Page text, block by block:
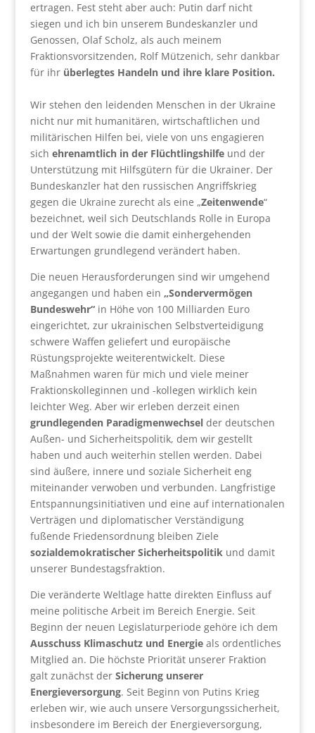
ertragen. Fest steht aber auch: Putin darf nicht
siegen und ich bin unserem Bundeskanzler und
Genossen, Olaf Scholz, als auch meinem
Fraktionsvorsitzenden, Rolf Mützenich, sehr dankbar
für ihr überlegtes Handeln und ihre klare Position.
Wir stehen den leidenden Menschen in der Ukraine
nicht nur mit humanitären, wirtschaftlichen und
militärischen Hilfen bei, viele von uns engagieren
sich ehrenamtlich in der Flüchtlingshilfeund der
Unterstützung mit Hilfsgütern für die Ukrainer. Der
Bundeskanzler hat den russischen Angriffskrieg
gegen die Ukraine zurecht als eine „Zeitenwende“
bezeichnet, weil sich Deutschlands Rolle in Europa
und der Welt sowie die damit einhergehenden
Erwartungen grundlegend verändert haben.
Die neuen Herausforderungen sind wir umgehend
angegangen und haben ein „Sondervermögen
Bundeswehr“in Höhe von 100 Milliarden Euro
eingerichtet, zur ukrainischen Selbstverteidigung
schwere Waffen geliefert und europäische
Rüstungsprojekte weiterentwickelt. Diese
Maßnahmen waren für mich und viele meiner
Fraktionskolleginnen und -kollegen wirklich kein
leichter Weg. Aber wir erleben derzeit einen
grundlegenden Paradigmenwechselder deutschen
Außen- und Sicherheitspolitik, dem wir gestellt
haben und auch weiterhin stellen werden. Dabei
sind äußere, innere und soziale Sicherheit eng
miteinander verwoben und verbunden. Langfristige
Entspannungsinitiativen und eine auf internationalen
Verträgen und diplomatischer Verständigung
fußende Friedensordnung bleiben Ziele
sozialdemokratischer Sicherheitspolitikund damit
unserer Bundestagsfraktion.
Die veränderte Weltlage hatte direkten Einfluss auf
meine politische Arbeit im Bereich Energie. Seit
Beginn der neuen Legislaturperiode gehöre ich dem
Ausschuss Klimaschutz und Energieals ordentliches
Mitglied an. Die höchste Priorität unserer Fraktion
galt zunächst der Sicherung unserer
Energieversorgung. Seit Beginn von Putins Krieg
erleben wir, wie auch unsere Versorgungssicherheit,
insbesondere im Bereich der Energieversorgung,